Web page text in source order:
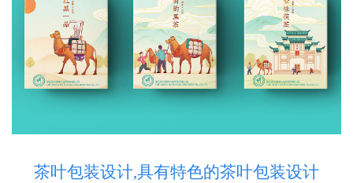
茶叶包装设计,具有特色的茶叶包装设计